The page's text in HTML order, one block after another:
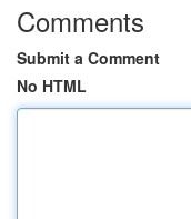
Comments
Submit a Comment
No HTML